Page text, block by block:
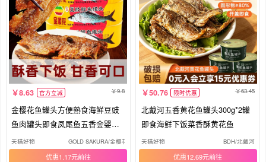
8.63 官方立减 9.8
金樱花鱼罐头方便熟食海鲜豆豉
鱼肉罐头即食凤尾鱼五香金婴鲜
炸
天猫好物 GOLD SAKURA/金樱花
优惠1.17元
50.76 限时优惠 63.45
北戴河五香黄花鱼罐头300g*2罐
即食海鲜下饭菜香酥黄花鱼
天猫好物 BDH/北戴河
优惠12.69元